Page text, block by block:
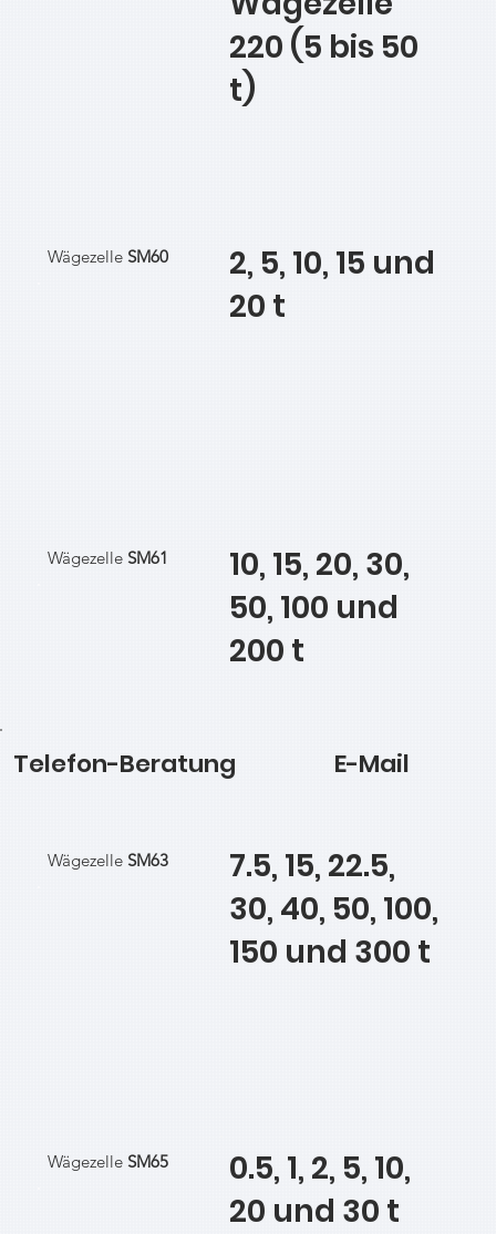
220 (5 bis 50
t)
2, 5, 10, 15 und
20 t
Wägezelle SM60
10, 15, 20, 30,
50, 100 und
200 t
Wägezelle SM61
7.5, 15, 22.5,
30, 40, 50, 100,
150 und 300 t
Wägezelle SM63
0.5, 1, 2, 5, 10,
20 und 30 t
Wägezelle SM65
Telefon-Beratung E-Mail